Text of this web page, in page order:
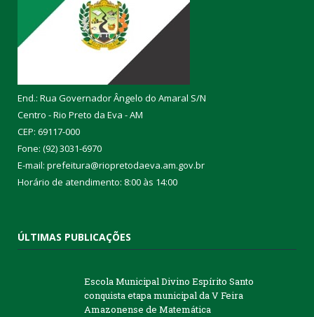
End.: Rua Governador Ângelo do Amaral S/N
Centro - Rio Preto da Eva - AM
CEP: 69117-000
Fone: (92) 3031-6970
E-mail: prefeitura@riopretodaeva.am.gov.br
Horário de atendimento: 8:00 às 14:00
ÚLTIMAS PUBLICAÇÕES
Escola Municipal Divino Espírito Santo
conquista etapa municipal da V Feira
Amazonense de Matemática